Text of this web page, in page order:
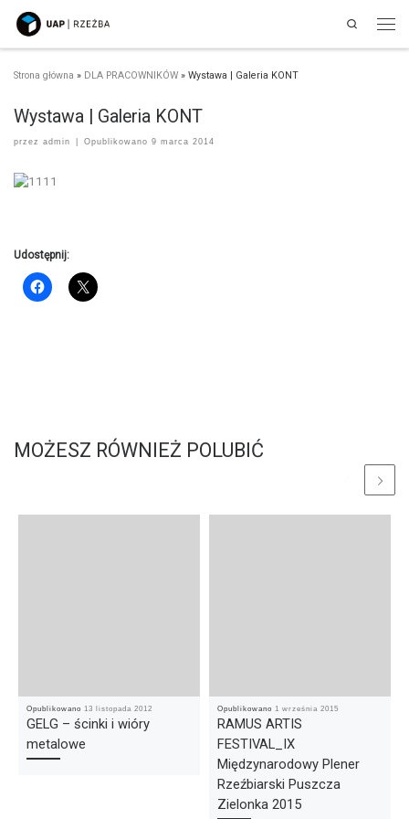
Przejdź do treści
Search
Strona główna » DLA PRACOWNIKÓW » Wystawa | Galeria KONT
Wystawa | Galeria KONT
przez admin Opublikowano 9 marca 2014
Udostępnij:
MOŻESZ RÓWNIEŻ POLUBIĆ
Opublikowano 13 listopada 2012
GELG – ścinki i wióry
metalowe
Opublikowano 1 września 2015
RAMUS ARTIS
FESTIVAL_IX
Międzynarodowy Plener
Rzeźbiarski Puszcza
Zielonka 2015